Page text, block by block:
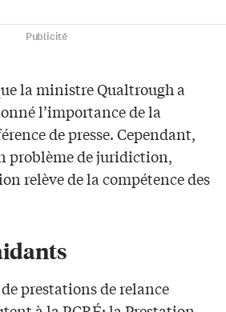
Publicité
la ministre Qualtrough a
l’importance de la
de presse. Cependant,
problème de juridiction,
relève de la compétence des
prestations de relance